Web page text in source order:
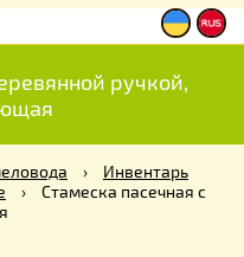
ручкой,
›
Инвентарь
›
Стамеска пасечная с